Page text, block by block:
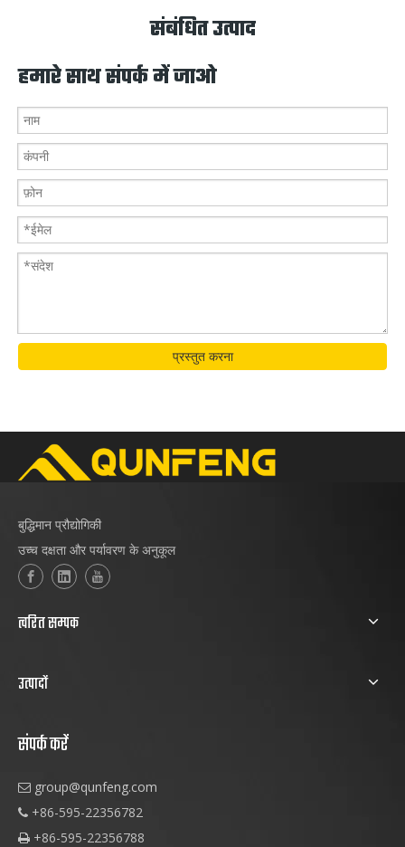
संबंधित उत्पाद
हमारे साथ संपर्क में जाओ
प्रस्तुत करना
बुद्धिमान प्रौद्योगिकी
उच्च दक्षता और पर्यावरण के अनुकूल
त्वरित सम्पक
उत्पादों
संपर्क करें
 group@qunfeng.com
 +86-595-22356782
 +86-595-22356788